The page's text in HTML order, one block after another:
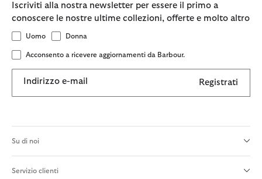
Iscriviti alla nostra newsletter per essere il primo a
conoscere le nostre ultime collezioni, offerte e molto altro
Uomo Donna
Acconsento a ricevere aggiornamenti da Barbour.
Indirizzo e-mail Registrati
Su di noi
Servizio clienti